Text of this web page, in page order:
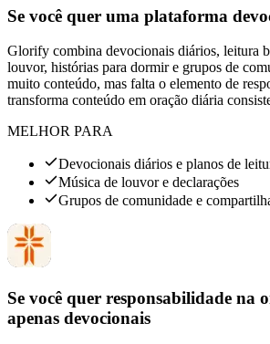
Se você quer uma plataforma
Glorify combina devocionais diários, leitura
louvor, histórias para dormir e grupos de
muito conteúdo, mas falta o elemento de
transforma conteúdo em oração diária
MELHOR PARA
Devocionais diários e planos de
Música de louvor e declarações
Grupos de comunidade e
Se você quer responsabilidade na
apenas devocionais